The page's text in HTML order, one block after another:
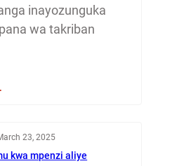
inayozunguka
wa takriban
23, 2025
kwa mpenzi aliye